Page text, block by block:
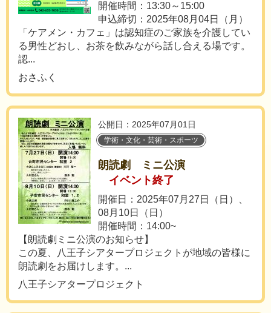
開催時間：13:30～15:00
申込締切：2025年08月04日（月）
「ケアメン・カフェ」は認知症のご家族を介護してい
る男性どおし、お茶を飲みながら話し合える場です。
認...
おさふく
公開日：2025年07月01日
学術・文化・芸術・スポーツ
朗読劇 ミニ公演
イベント終了
開催日：2025年07月27日（日）、
08月10日（日）
開催時間：14:00~
【朗読劇ミニ公演のお知らせ】
この夏、八王子シアタープロジェクトが地域の皆様に
朗読劇をお届けします。...
八王子シアタープロジェクト